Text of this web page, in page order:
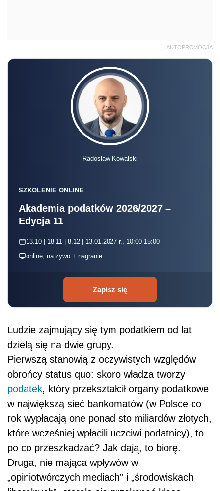
AUTOPROMOCJA
Radosław Kowalski
SZKOLENIE ONLINE
Akademia podatków 2026/2027 –
Edycja 11
13.10 | 18.11 | 8.12 | 13.01.2027 r., 10:00-15:00
online, na żywo + nagranie
Zapisz się
Ludzie zajmujący się tym podatkiem od lat
dzielą się na dwie grupy.
Pierwszą stanowią z oczywistych względów
obrońcy status quo: skoro władza tworzy
podatek, który przekształcił organy podatkowe
w największą sieć bankomatów (w Polsce co
rok wypłacają one ponad sto miliardów złotych,
które wcześniej wpłacili uczciwi podatnicy), to
po co przeszkadzać? Jak dają, to biorę.
Druga, nie mająca wpływów w
„opiniotwórczych mediach” i „środowiskach